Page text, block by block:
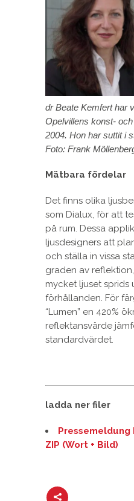
dr Beate Kemfert har
Opelvillens konst-
2004. Hon har suttit i
Foto: Frank
Mätbara fördelar
Det finns olika
som Dialux, för att
på rum. Dessa
ljusdesigners att
och ställa in vissa
graden av
mycket ljuset sprids
förhållanden. För
“Lumen” en 420%
reflektansvärde
standardvärdet.
ladda ner filer
ZIP (Wort + Bild)